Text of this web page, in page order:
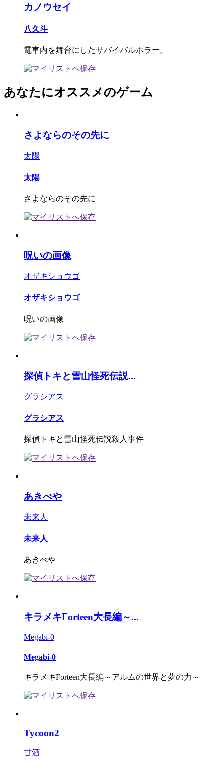
カノウセイ
八久斗
電車内を舞台にしたサバイバルホラー。
あなたにオススメのゲーム
さよならのその先に
太陽
太陽
さよならのその先に
呪いの画像
オザキショウゴ
オザキショウゴ
呪いの画像
探偵トキと雪山怪死伝説...
グラシアス
グラシアス
探偵トキと雪山怪死伝説殺人事件
あきべや
未来人
未来人
あきべや
キラメキForteen大長編～...
Megabi-0
Megabi-0
キラメキForteen大長編～アルムの世界と夢の力～
Tycoon2
甘酒